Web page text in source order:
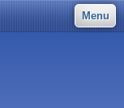
Menu